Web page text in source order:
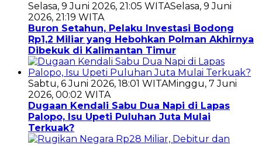
Selasa, 9 Juni 2026, 21:05 WITASelasa, 9 Juni
2026, 21:19 WITA
Buron Setahun, Pelaku Investasi Bodong
Rp1,2 Miliar yang Hebohkan Polman Akhirnya
Dibekuk di Kalimantan Timur
Sabtu, 6 Juni 2026, 18:01 WITAMinggu, 7 Juni
2026, 00:02 WITA
Dugaan Kendali Sabu Dua Napi di Lapas
Palopo, Isu Upeti Puluhan Juta Mulai
Terkuak?